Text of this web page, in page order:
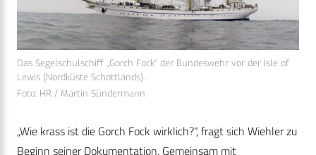
Das Segelschulschiff „Gorch Fock“ der Bundeswehr vor der Isle of
Lewis (Nordküste Schottlands).
Foto: HR / Martin Sündermann
„Wie krass ist die Gorch Fock wirklich?“, fragt sich Wiehler zu
Beginn seiner Dokumentation. Gemeinsam mit